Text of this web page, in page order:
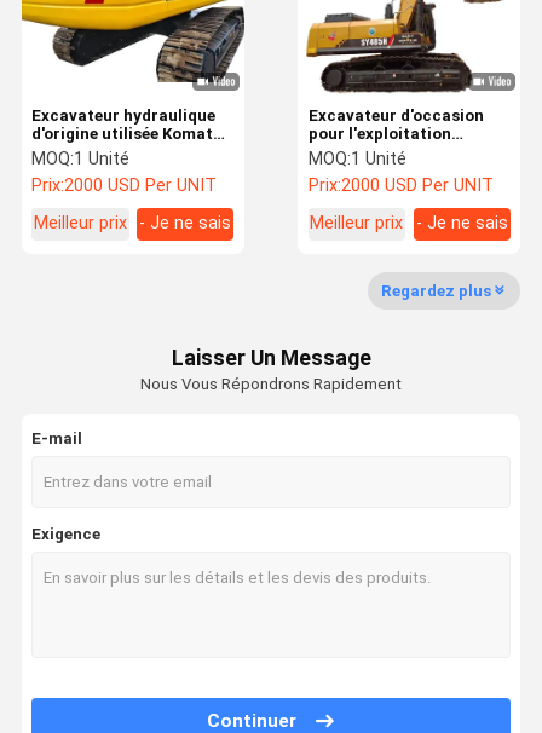
Produits Vidéos
A Propos De
Nous
Contrôle De
Nouvelles
excavateur d'occasion
Camions élévateurs diesel usagés
Téléporteurs électriques usagés
Chargeur utilisé
Excavateur d'occasion
pour l'exploitation
minière lourde SANY
SY365 SY365H SY245H
SY215 SY485H
MOQ:1 Unité
Prix:2000 USD Per UNIT
Meilleur prix
- Je ne sais
Excavateur hydraulique
d'origine utilisée Komatsu
PC400-8 Crawler
Machinery pour
excavateur hydraulique
MOQ:1 Unité
Prix:2000 USD Per UNIT
Meilleur prix
- Je ne sais
Regardez plus
Laisser Un Message
Nous Vous Répondrons Rapidement
E-mail
Exigence
Continuer